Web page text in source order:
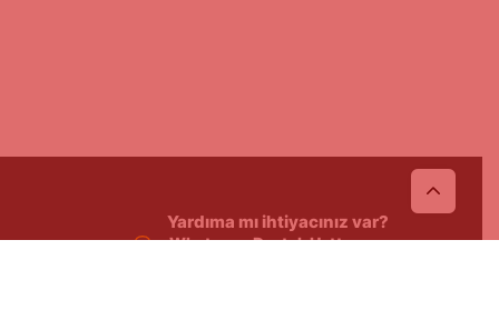
Yardıma mı ihtiyacınız var?
Whatsapp Destek Hattı